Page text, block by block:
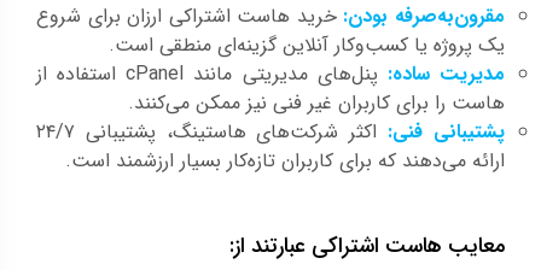
مقرون‌به‌صرفه بودن: خرید هاست اشتراکی ارزان برای شروع
یک پروژه یا کسب‌وکار آنلاین گزینه‌ای منطقی است.
مدیریت ساده:
پنل‌های مدیریتی مانند cPanel استفاده از
هاست را برای کاربران غیر فنی نیز ممکن می‌کنند.
پشتیبانی فنی:
اکثر شرکت‌های هاستینگ، پشتیبانی ۲۴/۷
ارائه می‌دهند که برای کاربران تازه‌کار بسیار ارزشمند است.
معایب هاست اشتراکی عبارتند از: